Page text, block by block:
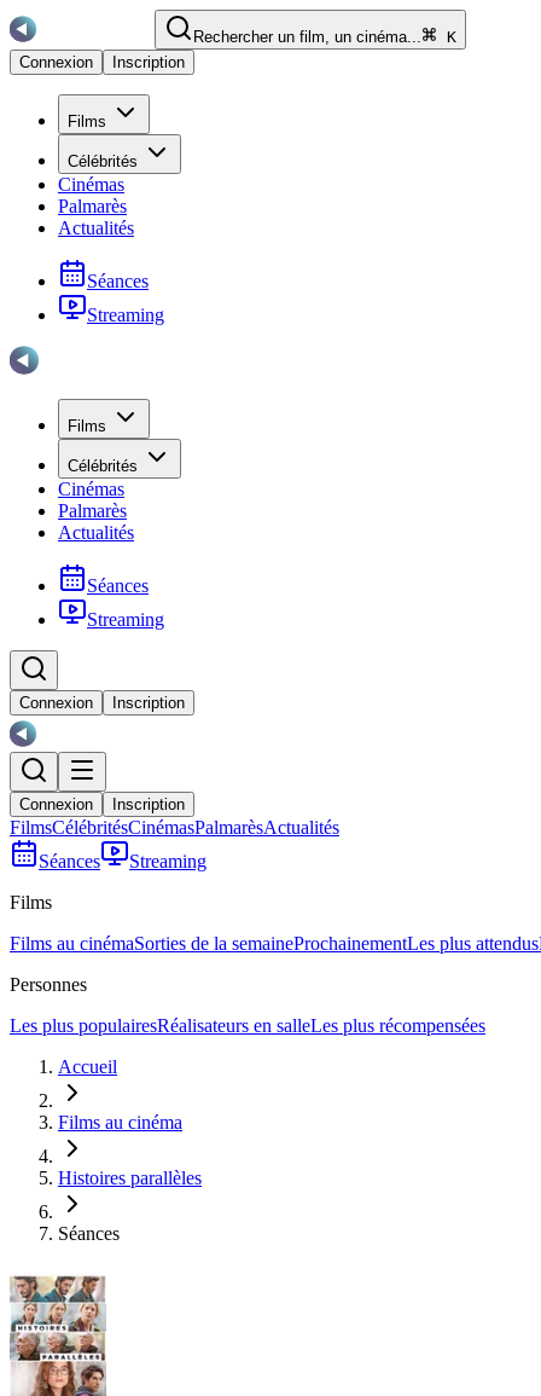
Rechercher un film, un cinéma...
K
Connexion
Inscription
Films
Célébrités
Cinémas
Palmarès
Actualités
Séances
Streaming
Films
Célébrités
Cinémas
Palmarès
Actualités
Séances
Streaming
Connexion Inscription
Connexion Inscription
FilmsCélébritésCinémasPalmarèsActualités
Séances
Streaming
Films
Films au cinémaSorties de la semaineProchainementLes plus attendus
Personnes
Les plus populairesRéalisateurs en salleLes plus récompensées
Accueil
Films au cinéma
Histoires parallèles
Séances